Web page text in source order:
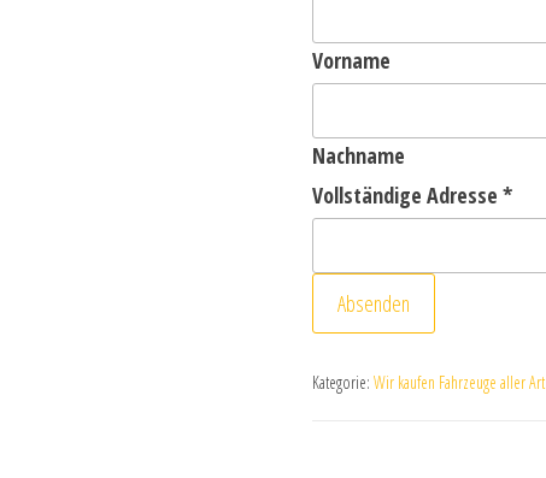
Vorname
Nachname
Vollständige Adresse *
Absenden
Kategorie: Wir kaufen Fahrzeuge aller Art